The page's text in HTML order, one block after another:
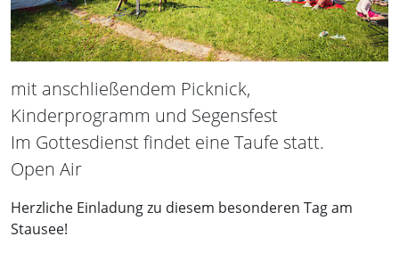
mit anschließendem Picknick,
Kinderprogramm und Segensfest
Im Gottesdienst findet eine Taufe statt.
Open Air
Herzliche Einladung zu diesem besonderen Tag am
Stausee!